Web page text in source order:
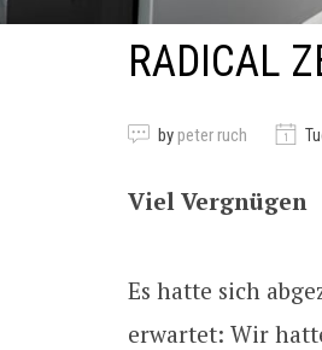
RADICAL
by peter ruch
Viel Vergnügen
Es hatte sich
erwartet: Wir